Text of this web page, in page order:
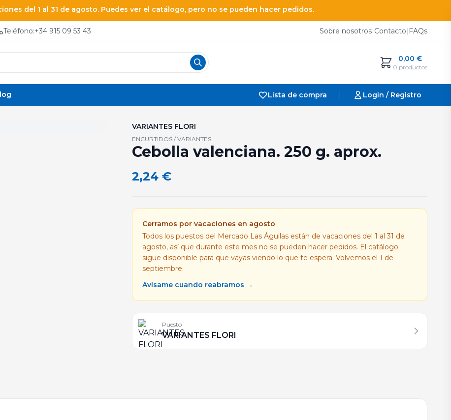
del 1 al 31 de agosto. Puedes ver el catálogo, pero no se pueden hacer pedidos.
Teléfono:+34 915 09 53 43 Sobre nosotros|Contacto| FAQs
0,00 €
0 productos
Lista de compra Login / Registro
VARIANTES FLORI
ENCURTIDOS / VARIANTES
Cebolla valenciana. 250 g. aprox.
2,24 €
Cerramos por vacaciones en agosto
Todos los puestos del Mercado Las Águilas están de vacaciones del 1 al 31 de
agosto, así que durante este mes no se pueden hacer pedidos. El catálogo
sigue disponible para que vayas viendo lo que te espera. Volvemos el 1 de
septiembre.
Avísame cuando reabramos →
Puesto
VARIANTES FLORI